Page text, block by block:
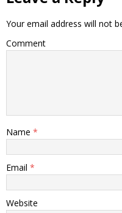
Your email address will not
Comment
Name *
Email *
Website